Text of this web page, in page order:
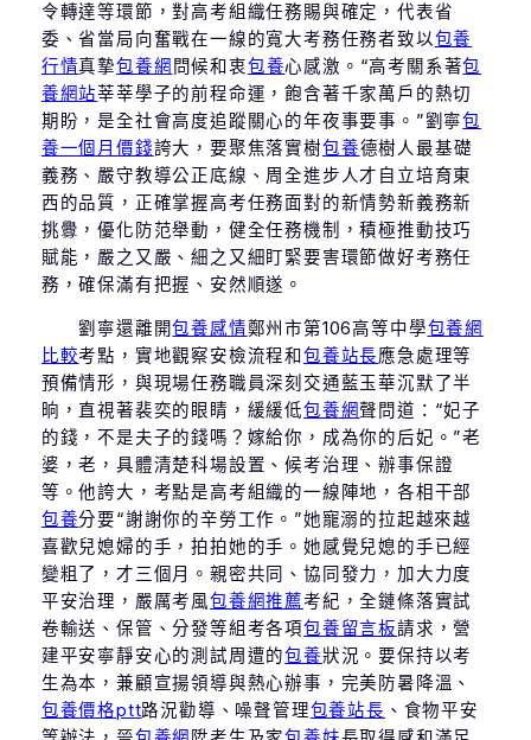
令轉達等環節，對高考組織任務賜與確定，代表省
委、省當局向奮戰在一線的寬大考務任務者致以包養
行情真摯包養網 問候和衷包養心感激。“高考關系著包
養網站莘莘學子的前程命運，飽含著千家萬戶的熱切
期盼，是全社會高度追蹤關心的年夜事要事。”劉寧包
養一個月價錢誇大，要聚焦落實樹包養德樹人最基礎
義務、嚴守教導公正底線、周全進步人才自立培育東
西的品質，正確掌握高考任務面對的新情勢新義務新
挑釁，優化防范舉動，健全任務機制，積極推動技巧
賦能，嚴之又嚴、細之又細盯緊要害環節做好考務任
務，確保滿有把握、安然順遂。
劉寧還離開包養感情鄭州市第106高等中學包養網
比較考點，實地觀察安檢流程和包養站長應急處理等
預備情形，與現場任務職員深刻交通藍玉華沉默了半
晌，直視著裴奕的眼睛，緩緩低包養網聲問道：“妃子
的錢，不是夫子的錢嗎？嫁給你，成為你的后妃。”老
婆，老，具體清楚科場設置、候考治理、辦事保證
等。他誇大，考點是高考組織的一線陣地，各相干部
包養分要“謝謝你的辛勞工作。”她寵溺的拉起越來越
喜歡兒媳婦的手，拍拍她的手。她感覺兒媳的手已經
變粗了，才三個月。親密共同、協同發力，加大力度
平安治理，嚴厲考風包養網推薦考紀，全鏈條落實試
卷輸送、保管、分發等組考各項包養留言板請求，營
建平安寧靜安心的測試周遭的包養狀況。要保持以考
生為本，兼顧宣揚領導與熱心辦事，完美防暑降溫、
包養價格ptt路況勸導、噪聲管理包養站長 、食物平安